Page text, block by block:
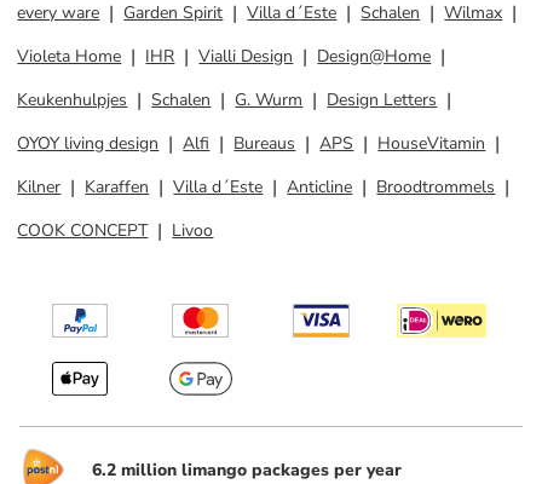
every ware
Garden Spirit Villa d´Este Schalen
Wilmax
Violeta Home
IHR Vialli Design
Design@Home
Keukenhulpjes
Schalen G. Wurm
Design Letters
OYOY living design
Alfi Bureaus APS
HouseVitamin
Kilner
Karaffen Villa d´Este Anticline
Broodtrommels
COOK CONCEPT
Livoo
6.2 million limango packages per year